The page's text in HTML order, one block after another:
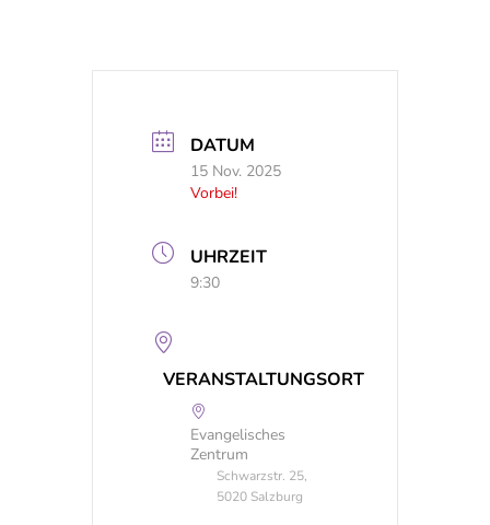
DATUM
15 Nov. 2025
Vorbei!
UHRZEIT
9:30
VERANSTALTUNGSORT
Evangelisches
Zentrum
Schwarzstr. 25,
5020 Salzburg